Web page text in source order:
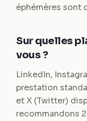
éphémères sont
Sur quelles
vous ?
LinkedIn,
prestation
et X (Twitter)
recommandons